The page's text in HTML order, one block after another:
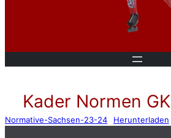
Kader Normen GK
Normative-Sachsen-23-24 Herunterladen